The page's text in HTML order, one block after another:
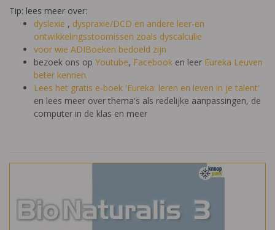
Tip: lees meer over:
dyslexie , dyspraxie/DCD en andere leer-en
ontwikkelingsstoornissen zoals dyscalculie
voor wie ADIBoeken bedoeld zijn
bezoek ons op Youtube, Facebook en leer Eureka Leuven
beter kennen.
Lees het gratis e-boek 'Eureka: leren en leven in je talent'
en lees meer over thema's als redelijke aanpassingen, de
computer in de klas en meer